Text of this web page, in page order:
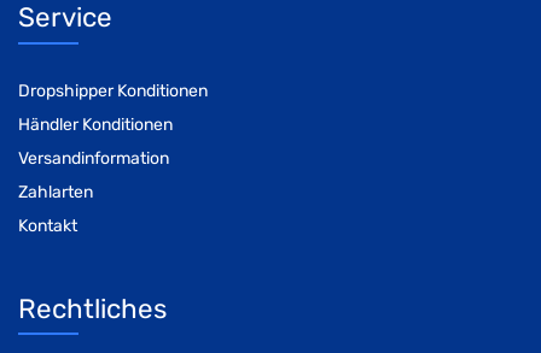
Service
Dropshipper Konditionen
Händler Konditionen
Versandinformation
Zahlarten
Kontakt
Rechtliches